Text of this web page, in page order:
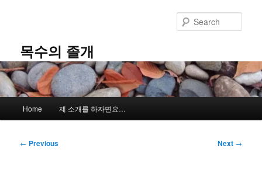
content목수의 졸개
Home 제 소개를 하자면요…
Post
← Previous Next →